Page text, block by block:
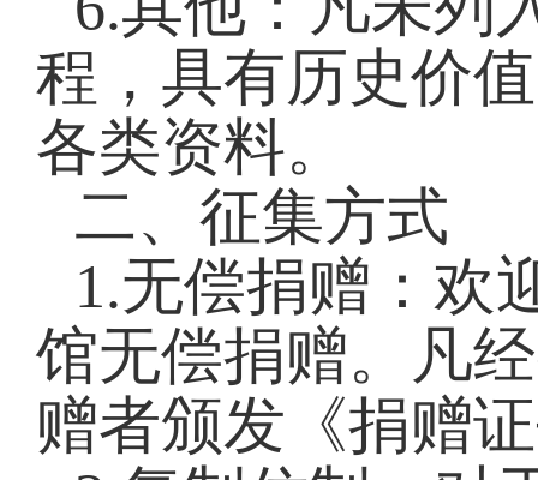
程，具有历史价
各类资料。
二、征集方式
1.无偿捐赠：欢
馆无偿捐赠。凡
赠者颁发《捐赠